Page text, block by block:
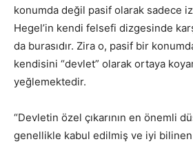
konumda değil pasif olarak sadece
Hegel’in kendi felsefi dizgesinde
da burasıdır. Zira o, pasif bir
kendisini “devlet” olarak ortaya
yeğlemektedir.
“Devletin özel çıkarının en önemli
genellikle kabul edilmiş ve iyi